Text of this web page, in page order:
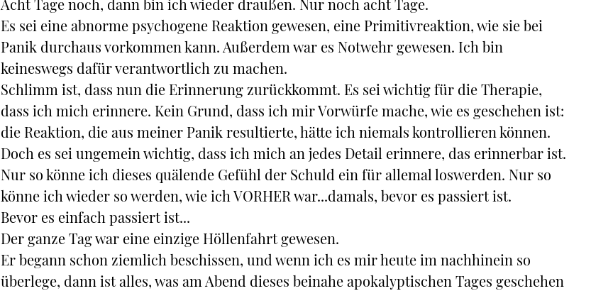
Acht Tage noch, dann bin ich wieder draußen. Nur noch acht Tage.
Es sei eine abnorme psychogene Reaktion gewesen, eine Primitivreaktion, wie sie bei
Panik durchaus vorkommen kann. Außerdem war es Notwehr gewesen. Ich bin
keineswegs dafür verantwortlich zu machen.
Schlimm ist, dass nun die Erinnerung zurückkommt. Es sei wichtig für die Therapie,
dass ich mich erinnere. Kein Grund, dass ich mir Vorwürfe mache, wie es geschehen ist:
die Reaktion, die aus meiner Panik resultierte, hätte ich niemals kontrollieren können.
Doch es sei ungemein wichtig, dass ich mich an jedes Detail erinnere, das erinnerbar ist.
Nur so könne ich dieses quälende Gefühl der Schuld ein für allemal loswerden. Nur so
könne ich wieder so werden, wie ich VORHER war...damals, bevor es passiert ist.
Bevor es einfach passiert ist...
Der ganze Tag war eine einzige Höllenfahrt gewesen.
Er begann schon ziemlich beschissen, und wenn ich es mir heute im nachhinein so
überlege, dann ist alles, was am Abend dieses beinahe apokalyptischen Tages geschehen